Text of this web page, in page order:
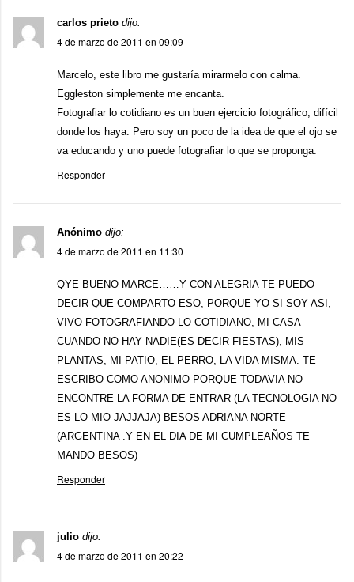
carlos prieto dijo:
4 de marzo de 2011 en 09:09
Marcelo, este libro me gustaría mirarmelo con calma.
Eggleston simplemente me encanta.
Fotografiar lo cotidiano es un buen ejercicio fotográfico, difícil
donde los haya. Pero soy un poco de la idea de que el ojo se
va educando y uno puede fotografiar lo que se proponga.
Responder
Anónimo dijo:
4 de marzo de 2011 en 11:30
QYE BUENO MARCE……Y CON ALEGRIA TE PUEDO
DECIR QUE COMPARTO ESO, PORQUE YO SI SOY ASI,
VIVO FOTOGRAFIANDO LO COTIDIANO, MI CASA
CUANDO NO HAY NADIE(ES DECIR FIESTAS), MIS
PLANTAS, MI PATIO, EL PERRO, LA VIDA MISMA. TE
ESCRIBO COMO ANONIMO PORQUE TODAVIA NO
ENCONTRE LA FORMA DE ENTRAR (LA TECNOLOGIA NO
ES LO MIO JAJJAJA) BESOS ADRIANA NORTE
(ARGENTINA .Y EN EL DIA DE MI CUMPLEAÑOS TE
MANDO BESOS)
Responder
julio dijo:
4 de marzo de 2011 en 20:22